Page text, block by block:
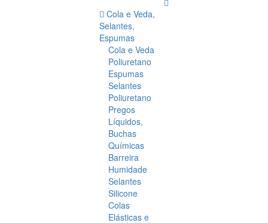
Cola e Veda,
Selantes,
Espumas
Cola e Veda
Poliuretano
Espumas
Selantes
Poliuretano
Pregos
Líquidos,
Buchas
Químicas
Barreira
Humidade
Selantes
Silicone
Colas
Elásticas e